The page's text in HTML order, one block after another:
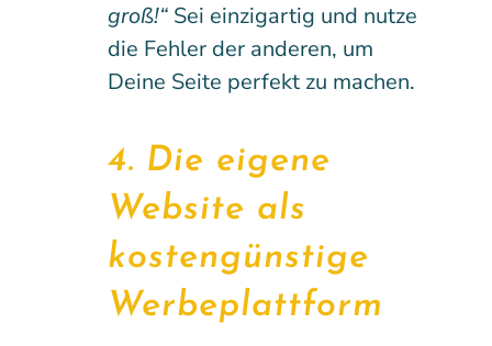
groß!“ Sei einzigartig und nutze
die Fehler der anderen, um
Deine Seite perfekt zu machen.
4. Die eigene
Website als
kostengünstige
Werbeplattform